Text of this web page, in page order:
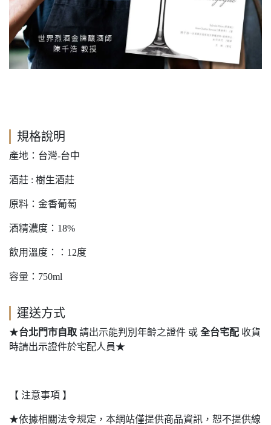
規格說明
產地：台灣-台中
酒莊 : 樹生酒莊
原料：金香葡萄
酒精濃度：18%
飲用溫度：：12度
容量：750ml
運送方式
★台北門市自取 請出示能判別年齡之證件 或 全台宅配 收貨
時請出示證件於宅配人員★
【 注意事項 】
★依據相關法令規定，本網站僅提供商品資訊，恕不提供線